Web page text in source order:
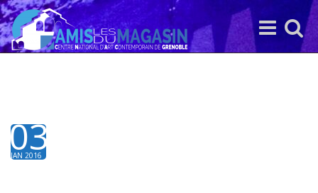
Toggle
search
Toggle
navigation
03
JAN 2016